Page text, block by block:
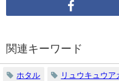
関連キーワード
ホタル リュウキュウア